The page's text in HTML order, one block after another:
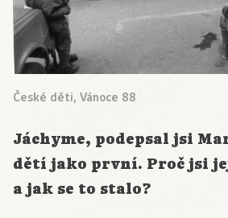
České děti, Vánoce 88
Jáchyme, podepsal jsi
dětí jako první. Proč jsi
a jak se to stalo?